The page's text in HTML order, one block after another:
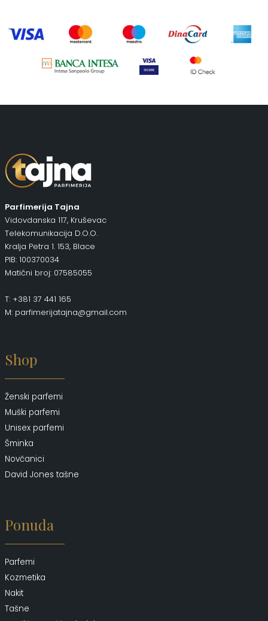
Parfimerija Tajna
Vidovdanska 117, Kruševac
Telekomunikacija D.O.O.
Kralja Petra 1. 153, Blace
PIB: 100370034
Matični broj: 07585055
T: +381 37 441 165
M: parfimerijatajna@gmail.com
Shop
Ženski parfemi
Muški parfemi
Unisex parfemi
Šminka
Novčanici
David Jones tašne
Ponuda
Parfemi
Kozmetika
Nakit
Tašne